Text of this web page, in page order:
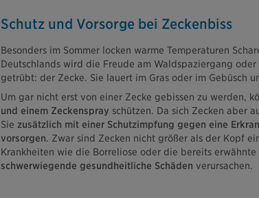
Schutz und Vorsorge bei Zeckenbiss
Besonders im Sommer locken warme Temperaturen
Deutschlands wird die Freude am Waldspaziergang
getrübt: der Zecke. Sie lauert im Gras oder im Gebüsch
Um gar nicht erst von einer Zecke gebissen zu werden,
und einem Zeckenspray schützen. Da sich Zecken aber
Sie zusätzlich mit einer Schutzimpfung gegen eine
vorsorgen. Zwar sind Zecken nicht größer als der Kopf
Krankheiten wie die Borreliose oder die bereits
schwerwiegende gesundheitliche Schäden verursachen.